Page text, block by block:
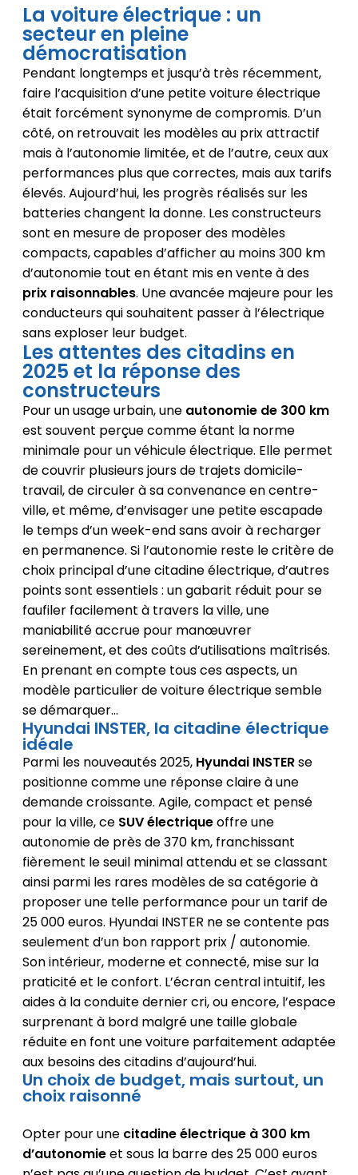
La voiture électrique : un
secteur en pleine
démocratisation
Pendant longtemps et jusqu’à très récemment,
faire l’acquisition d’une petite voiture électrique
était forcément synonyme de compromis. D’un
côté, on retrouvait les modèles au prix attractif
mais à l’autonomie limitée, et de l’autre, ceux aux
performances plus que correctes, mais aux tarifs
élevés. Aujourd’hui, les progrès réalisés sur les
batteries changent la donne. Les constructeurs
sont en mesure de proposer des modèles
compacts, capables d’afficher au moins 300 km
d’autonomie tout en étant mis en vente à des
prix raisonnables. Une avancée majeure pour les
conducteurs qui souhaitent passer à l’électrique
sans exploser leur budget.
Les attentes des citadins en
2025 et la réponse des
constructeurs
Pour un usage urbain, une autonomie de 300 km
est souvent perçue comme étant la norme
minimale pour un véhicule électrique. Elle permet
de couvrir plusieurs jours de trajets domicile-
travail, de circuler à sa convenance en centre-
ville, et même, d’envisager une petite escapade
le temps d’un week-end sans avoir à recharger
en permanence. Si l’autonomie reste le critère de
choix principal d’une citadine électrique, d’autres
points sont essentiels : un gabarit réduit pour se
faufiler facilement à travers la ville, une
maniabilité accrue pour manœuvrer
sereinement, et des coûts d’utilisations maîtrisés.
En prenant en compte tous ces aspects, un
modèle particulier de voiture électrique semble
se démarquer…
Hyundai INSTER, la citadine électrique
idéale
Parmi les nouveautés 2025, Hyundai INSTERse
positionne comme une réponse claire à une
demande croissante. Agile, compact et pensé
pour la ville, ce SUV électriqueoffre une
autonomie de près de 370 km, franchissant
fièrement le seuil minimal attendu et se classant
ainsi parmi les rares modèles de sa catégorie à
proposer une telle performance pour un tarif de
25 000 euros. Hyundai INSTER ne se contente pas
seulement d’un bon rapport prix / autonomie.
Son intérieur, moderne et connecté, mise sur la
praticité et le confort. L’écran central intuitif, les
aides à la conduite dernier cri, ou encore, l’espace
surprenant à bord malgré une taille globale
réduite en font une voiture parfaitement adaptée
aux besoins des citadins d’aujourd’hui.
Un choix de budget, mais surtout, un
choix raisonné
Opter pour une citadine électrique à 300 km
d’autonomieet sous la barre des 25 000 euros